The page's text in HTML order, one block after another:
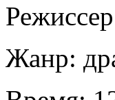
Жанр: